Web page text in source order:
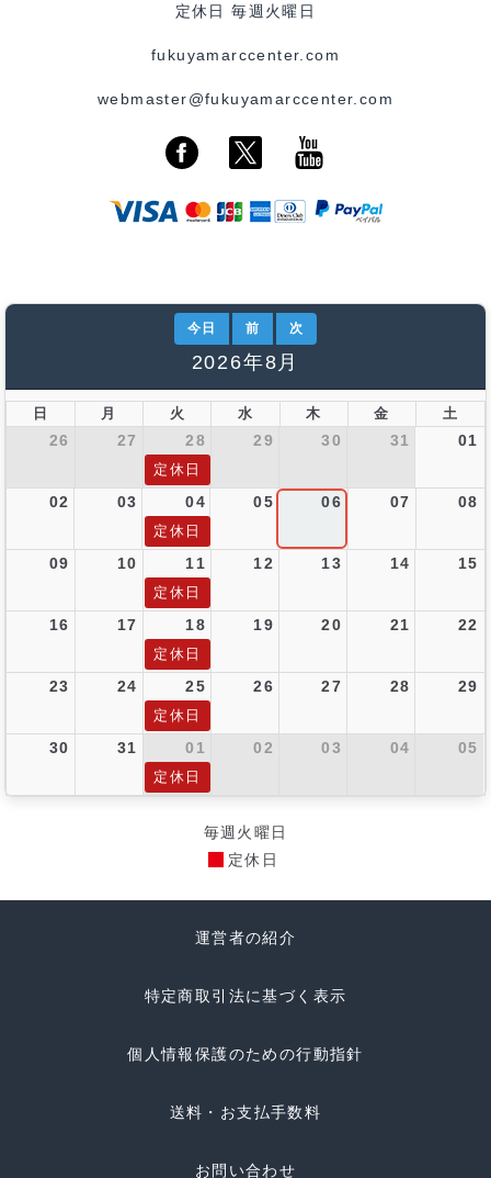
定休日 毎週火曜日
fukuyamarccenter.com
webmaster@fukuyamarccenter.com
今日 前 次
2026年8月
日 月 火 水 木 金 土
26 27 28 29 30 31 01
定休日
02 03 04 05 06 07 08
定休日
09 10 11 12 13 14 15
定休日
16 17 18 19 20 21 22
定休日
23 24 25 26 27 28 29
定休日
30 31 01 02 03 04 05
定休日
毎週火曜日
定休日
運営者の紹介
特定商取引法に基づく表示
個人情報保護のための行動指針
送料・お支払手数料
お問い合わせ